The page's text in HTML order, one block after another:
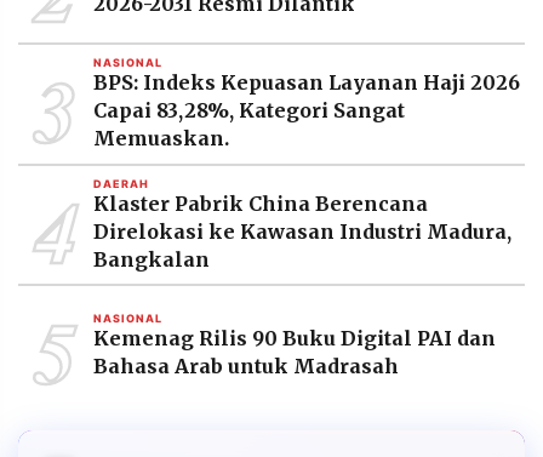
3 NASIONAL
BPS: Indeks Kepuasan Layanan Haji 2026
Capai 83,28%, Kategori Sangat
Memuaskan.
4 DAERAH
Klaster Pabrik China Berencana
Direlokasi ke Kawasan Industri Madura,
Bangkalan
5 NASIONAL
Kemenag Rilis 90 Buku Digital PAI dan
Bahasa Arab untuk Madrasah